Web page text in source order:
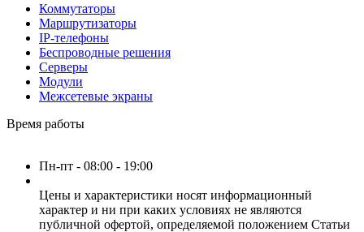
Коммутаторы
Маршрутизаторы
IP-телефоны
Беспроводные решения
Серверы
Модули
Межсетевые экраны
Время работы
Пн-пт - 08:00 - 19:00
Цены и характеристики носят информационный
характер и ни при каких условиях не являются
публичной офертой, определяемой положением Статьи